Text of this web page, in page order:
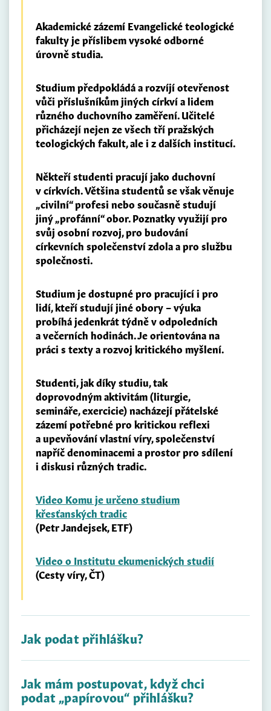
Akademické zázemí Evangelické teologické
fakulty je příslibem vysoké odborné
úrovně studia.
Studium předpokládá a rozvíjí otevřenost
vůči příslušníkům jiných církví a lidem
různého duchovního zaměření. Učitelé
přicházejí nejen ze všech tří pražských
teologických fakult, ale i z dalších institucí.
Někteří studenti pracují jako duchovní
v církvích. Většina studentů se však věnuje
„civilní“ profesi nebo současně studují
jiný „profánní“ obor. Poznatky využijí pro
svůj osobní rozvoj, pro budování
církevních společenství zdola a pro službu
společnosti.
Studium je dostupné pro pracující i pro
lidí, kteří studují jiné obory – výuka
probíhá jedenkrát týdně v odpoledních
a večerních hodinách. Je orientována na
práci s texty a rozvoj kritického myšlení.
Studenti, jak díky studiu, tak
doprovodným aktivitám (liturgie,
semináře, exercicie) nacházejí přátelské
zázemí potřebné pro kritickou reflexi
a upevňování vlastní víry, společenství
napříč denominacemi a prostor pro sdílení
i diskusi různých tradic.
Video Komu je určeno studium
křesťanských tradic
(Petr Jandejsek, ETF)
Video o Institutu ekumenických studií
(Cesty víry, ČT)
Jak podat přihlášku?
předepsaném formuláři (SEVT) zaslaném na
adresu ETF UK nebo v elektronické podobě
Jak mám postupovat, když chci
podat „papírovou“ přihlášku?